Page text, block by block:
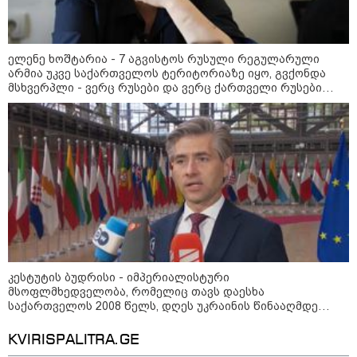
„ფასები 2-3 წელში გაორმაგდება“
- ლოკაციები თბილისის
შემოგარენში, სადაც შესაძლოა,
მიწები გაძვირდეს
სამართალი
ელენე ხოშტარია - 7 აგვისტოს რუსული რეგულარული
არმია უკვე საქართველოს ტერიტორიაზე იყო, გვქონდა
მსხვერპლი - ვერც რუსები და ვერც ქართველი რუსები
ისტორიას ვერ გადაწერენ
კესტუტის ბუდრისი - იმპერიალისტური
მსოფლმხედველობა, რომელიც თავს დაესხა
საქართველოს 2008 წელს, დღეს უკრაინის წინააღმდე
საერთაშორისო ზეწოლისკენ მოწოდებით გამოვდივართ
KVIRISPALITRA.GE